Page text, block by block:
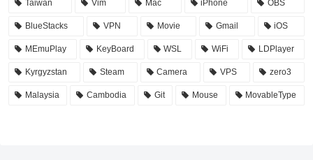
Taiwan Vim Mac iPhone OBS
BlueStacks VPN Movie Gmail iOS
MEmuPlay KeyBoard WSL WiFi LDPlayer
Kyrgyzstan Steam Camera VPS zero3
Malaysia Cambodia Git Mouse MovableType